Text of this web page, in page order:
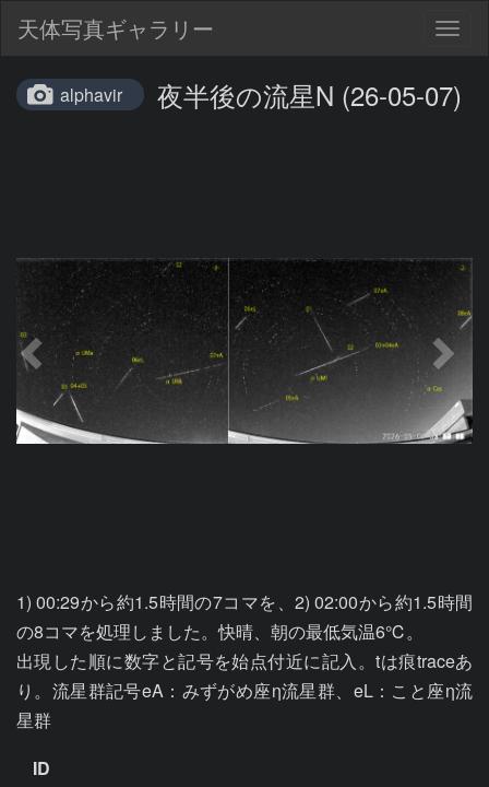
天体写真ギャラリー
alphavir 夜半後の流星N (26-05-07)
1) 00:29から約1.5時間の7コマを、2) 02:00から約1.5時間
の8コマを処理しました。快晴、朝の最低気温6℃。
出現した順に数字と記号を始点付近に記入。tは痕traceあ
り。流星群記号eA：みずがめ座η流星群、eL：こと座η流
ID